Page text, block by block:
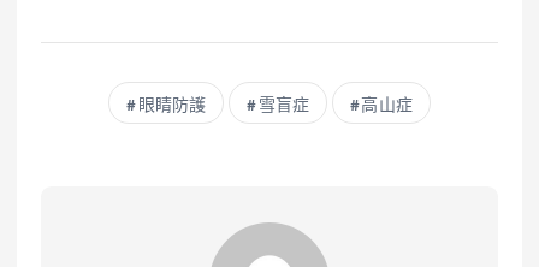
眼睛防護 雪盲症 高山症